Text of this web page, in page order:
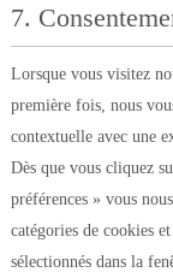
7.
Lorsque vous visitez
première fois, nous
contextuelle avec une
Dès que vous cliquez
préférences » vous
catégories de cookies
sélectionnés dans la